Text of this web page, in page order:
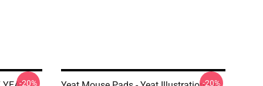
-20% -20%